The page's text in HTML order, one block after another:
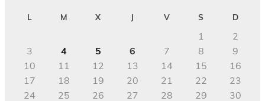
L M X J V S D
1
2
3
4 5 6 7 8
9
10
11 12 13 14 15
16
17
18 19 20 21 22
23
24
25 26 27 28 29
30